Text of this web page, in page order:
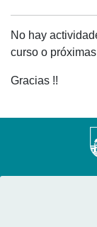
No hay
curso o
Gracias !!